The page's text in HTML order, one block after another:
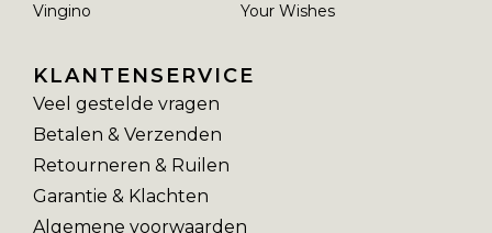
Vingino
Your Wishes
KLANTENSERVICE
Veel gestelde vragen
Betalen & Verzenden
Retourneren & Ruilen
Garantie & Klachten
Algemene voorwaarden